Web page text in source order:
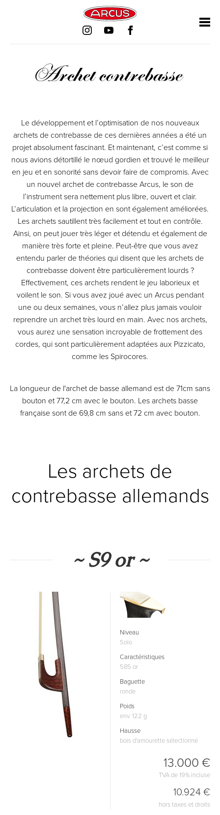
Archet contrebasse
Le développement et l’optimisation de nos nouveaux
archets de contrebasse de ces dernières années a été un
projet absolument fascinant. Et maintenant, c’est comme si
nous avions détortillé le nœud gordien et trouvé le meilleur
en jeu et en sonorité sans devoir faire de compromis. Avec
un nouvel archet de contrebasse Arcus, le son de
l’instrument sera nettement plus libre, ouvert et clair.
L’articulation et la projection en sont également améliorées.
Les archets sautillent très facilement et tout en contrôle.
Ainsi, on peut jouer très léger et détendu et également de
manière très forte et pleine. Peut-être que vous avez
entendu parler de théories qui disent que les archets de
contrebasse doivent être particulièrement lourds ?
Effectivement, ces archets rendent le jeu laborieux et
voilent le son. Si vous avez joué avec un Arcus pendant
une ou deux semaines, vous n’allez plus jamais vouloir
reprendre un archet très lourd en main. Avec nos archets,
vous aurez une sensation incroyable de frottement des
cordes, qui sont particulièrement adaptées aux Pizzicato,
comme les Spirocores.
La longueur de l'archet de basse allemand est de 71cm sans
bouton et 77,2 cm avec le bouton. Les archets basse
française sont de 69,8 cm sans et 72 cm avec bouton.
Les archets de
contrebasse allemands
~ S9 or ~
Niveau
Solo
Caractéristiques
585 or
Baguette
ronde
Poids
env. 122 g
Hausse
bois d'amourette sélectionné
13.000 €
TVA de 19% incluse
10.924 €
hors taxes et droits